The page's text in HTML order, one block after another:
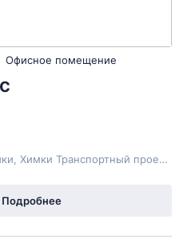
Офисное помещение
Московская область, Химки, Химки Транспортный проезд 2
Подробнее